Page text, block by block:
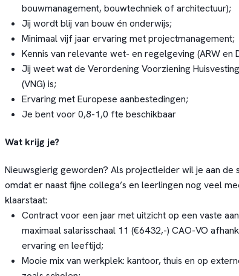
bouwmanagement, bouwtechniek of architectuur);
Jij wordt blij van bouw én onderwijs;
Minimaal vijf jaar ervaring met projectmanagement;
Kennis van relevante wet- en regelgeving (ARW en
Jij weet wat de Verordening Voorziening
(VNG) is;
Ervaring met Europese aanbestedingen;
Je bent voor 0,8-1,0 fte beschikbaar
Wat krijg je?
Nieuwsgierig geworden? Als projectleider wil je aan de
omdat er naast fijne collega’s en leerlingen nog veel
klaarstaat:
Contract voor een jaar met uitzicht op een vaste
maximaal salarisschaal 11 (€6432,-) CAO-VO
ervaring en leeftijd;
Mooie mix van werkplek: kantoor, thuis en op